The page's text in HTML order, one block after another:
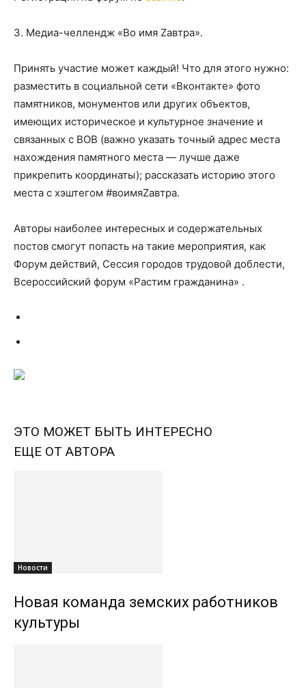
3. Медиа-челлендж «Во имя Zавтра».
Принять участие может каждый! Что для этого нужно:
разместить в социальной сети «Вконтакте» фото
памятников, монументов или других объектов,
имеющих историческое и культурное значение и
связанных с ВОВ (важно указать точный адрес места
нахождения памятного места — лучше даже
прикрепить координаты); рассказать историю этого
места с хэштегом #воимяZавтра.
Авторы наиболее интересных и содержательных
постов смогут попасть на такие мероприятия, как
Форум действий, Сессия городов трудовой доблести,
Всероссийский форум «Растим гражданина» .
ЭТО МОЖЕТ БЫТЬ ИНТЕРЕСНО
ЕЩЕ ОТ АВТОРА
Новости
Новая команда земских работников
культуры